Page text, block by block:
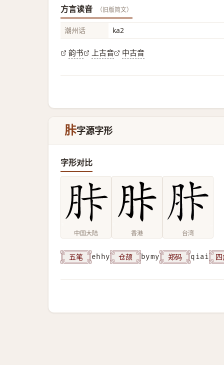
方言读音 （旧版简文）
潮州话 ka2
韵书 上古音 中古音
胩字源字形
字形对比
中国大陆 香港 台湾
五笔 ehhy 仓颉 bymy 郑码 qiai